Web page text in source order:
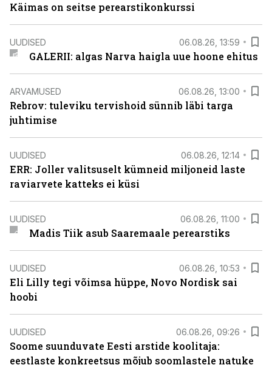
Käimas on seitse perearstikonkurssi
UUDISED 06.08.26, 13:59
GALERII: algas Narva haigla uue hoone ehitus
ARVAMUSED 06.08.26, 13:00
Rebrov: tuleviku tervishoid sünnib läbi targa
juhtimise
UUDISED 06.08.26, 12:14
ERR: Joller valitsuselt kümneid miljoneid laste
raviarvete katteks ei küsi
UUDISED 06.08.26, 11:00
Madis Tiik asub Saaremaale perearstiks
UUDISED 06.08.26, 10:53
Eli Lilly tegi võimsa hüppe, Novo Nordisk sai
hoobi
UUDISED 06.08.26, 09:26
Soome suunduvate Eesti arstide koolitaja:
eestlaste konkreetsus mõjub soomlastele natuke